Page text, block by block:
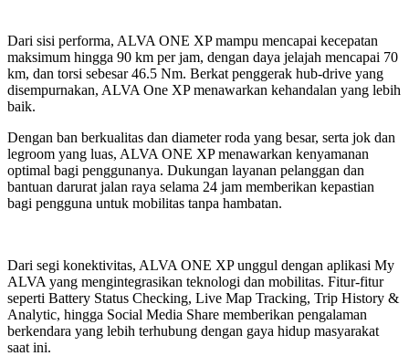
Dari sisi performa, ALVA ONE XP mampu mencapai kecepatan
maksimum hingga 90 km per jam, dengan daya jelajah mencapai 70
km, dan torsi sebesar 46.5 Nm. Berkat penggerak hub-drive yang
disempurnakan, ALVA One XP menawarkan kehandalan yang lebih
baik.
Dengan ban berkualitas dan diameter roda yang besar, serta jok dan
legroom yang luas, ALVA ONE XP menawarkan kenyamanan
optimal bagi penggunanya. Dukungan layanan pelanggan dan
bantuan darurat jalan raya selama 24 jam memberikan kepastian
bagi pengguna untuk mobilitas tanpa hambatan.
Dari segi konektivitas, ALVA ONE XP unggul dengan aplikasi My
ALVA yang mengintegrasikan teknologi dan mobilitas. Fitur-fitur
seperti Battery Status Checking, Live Map Tracking, Trip History &
Analytic, hingga Social Media Share memberikan pengalaman
berkendara yang lebih terhubung dengan gaya hidup masyarakat
saat ini.